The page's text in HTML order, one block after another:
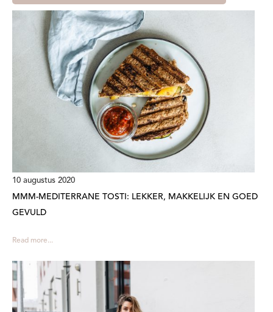
10 augustus 2020
MMM-MEDITERRANE TOSTI: LEKKER, MAKKELIJK EN GOED
GEVULD
Read more...